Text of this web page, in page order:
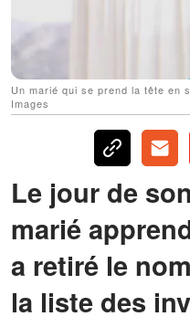
Un marié qui se prend la tête en
Images
Le jour de
marié
a retiré le
la liste des